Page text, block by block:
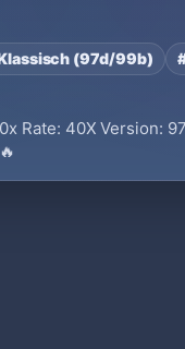
(97d/99b)
Rate: 40X Version: